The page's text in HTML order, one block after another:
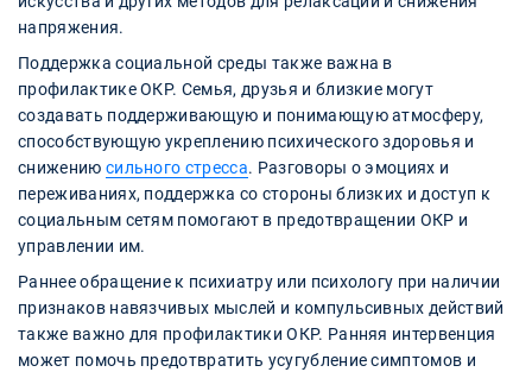
напряжения.
Поддержка социальной среды также важна в
профилактике ОКР. Семья, друзья и близкие могут
создавать поддерживающую и понимающую атмосферу,
способствующую укреплению психического здоровья и
снижению сильного стресса. Разговоры о эмоциях и
переживаниях, поддержка со стороны близких и доступ к
социальным сетям помогают в предотвращении ОКР и
управлении им.
Раннее обращение к психиатру или психологу при наличии
признаков навязчивых мыслей и компульсивных действий
также важно для профилактики ОКР. Ранняя интервенция
может помочь предотвратить усугубление симптомов и